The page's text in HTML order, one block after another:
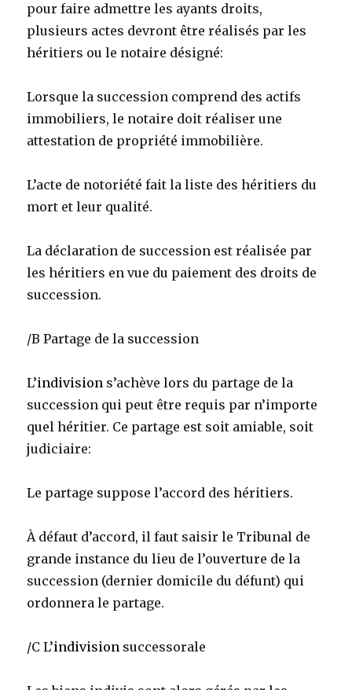
pour faire admettre les ayants droits,
plusieurs actes devront être réalisés par les
héritiers ou le notaire désigné:
Lorsque la succession comprend des actifs
immobiliers, le notaire doit réaliser une
attestation de propriété immobilière.
L’acte de notoriété fait la liste des héritiers du
mort et leur qualité.
La déclaration de succession est réalisée par
les héritiers en vue du paiement des droits de
succession.
/B Partage de la succession
L’indivision s’achève lors du partage de la
succession qui peut être requis par n’importe
quel héritier. Ce partage est soit amiable, soit
judiciaire:
Le partage suppose l’accord des héritiers.
À défaut d’accord, il faut saisir le Tribunal de
grande instance du lieu de l’ouverture de la
succession (dernier domicile du défunt) qui
ordonnera le partage.
/C L’indivision successorale